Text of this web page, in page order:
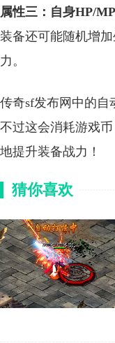
属性三：自身HP/
装备还可能随机增
力。
传奇sf发布网中的自
不过这会消耗游戏
地提升装备战力！
猜你喜欢